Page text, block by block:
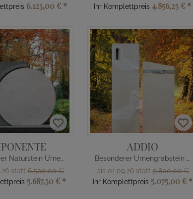
6.125,00 € *
Ihr Komplettpreis 4.856,25 € *
Besonderer Naturstein Urnengrabstein rund
statt6.500,00 €
5.687,50 € *
ADDIO
Besonderer Urnengrabstein zweiteilig Treppe
bis 01.09.26 statt5.800,00 €
Ihr Komplettpreis 5.075,00 € *